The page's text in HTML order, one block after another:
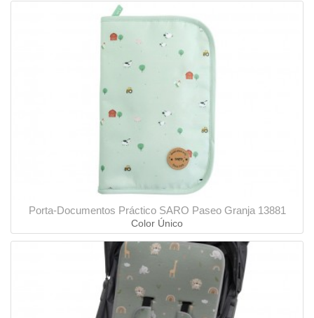
Porta-Documentos Práctico SARO Paseo Granja 13881
Color Único